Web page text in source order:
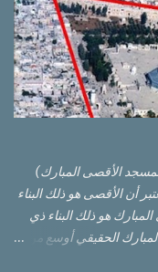
الأقصى المبارك)
أن الأقصى هو ذلك البناء
هو ذلك البناء ذي
الحقيقي أوسع من